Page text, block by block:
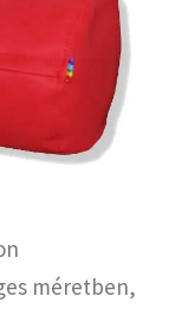
méretben,